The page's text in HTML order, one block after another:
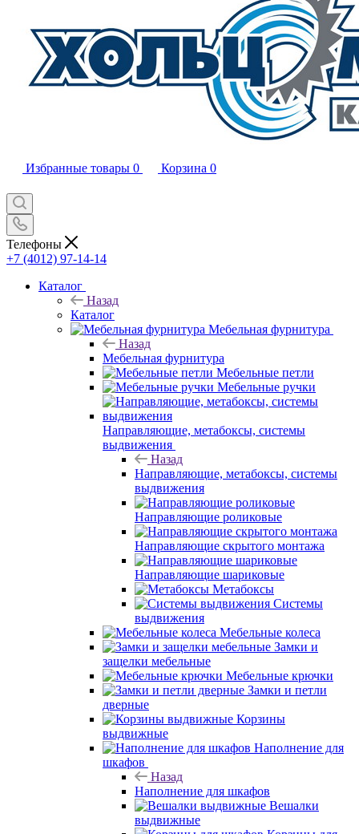
Избранные товары 0 Корзина 0
Телефоны
+7 (4012) 97-14-14
Каталог
Назад
Каталог
Мебельная фурнитура
Назад
Мебельная фурнитура
Мебельные петли
Мебельные ручки
Направляющие, метабоксы, системы
выдвижения
Назад
Направляющие, метабоксы, системы
выдвижения
Направляющие роликовые
Направляющие скрытого монтажа
Направляющие шариковые
Метабоксы
Системы
выдвижения
Мебельные колеса
Замки и
защелки мебельные
Мебельные крючки
Замки и петли
дверные
Корзины
выдвижные
Наполнение для
шкафов
Назад
Наполнение для шкафов
Вешалки
выдвижные